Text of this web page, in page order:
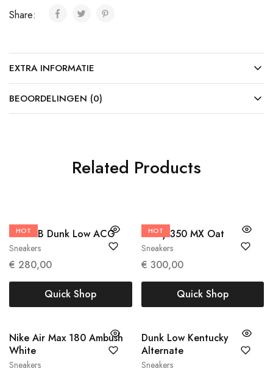
Share:
EXTRA INFORMATIE
BEOORDELINGEN (0)
Related Products
HOT
Sneakers
Nike SB Dunk Low ACG
€ 280,00
36
Quick Shop
HOT
Sneakers
Yeezy 350 MX Oat
€ 300,00
38 2/3 40 2/3
Quick Shop
Sneakers
Nike Air Max 180 Ambush
White
Sneakers
Dunk Low Kentucky
Alternate42